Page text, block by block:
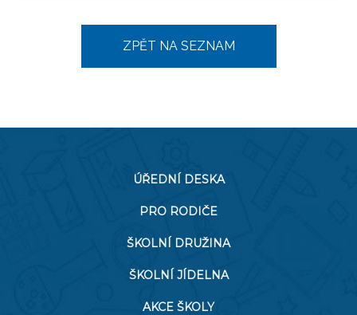
ZPĚT NA SEZNAM
ÚŘEDNÍ DESKA
PRO RODIČE
ŠKOLNÍ DRUŽINA
ŠKOLNÍ JÍDELNA
AKCE ŠKOLY